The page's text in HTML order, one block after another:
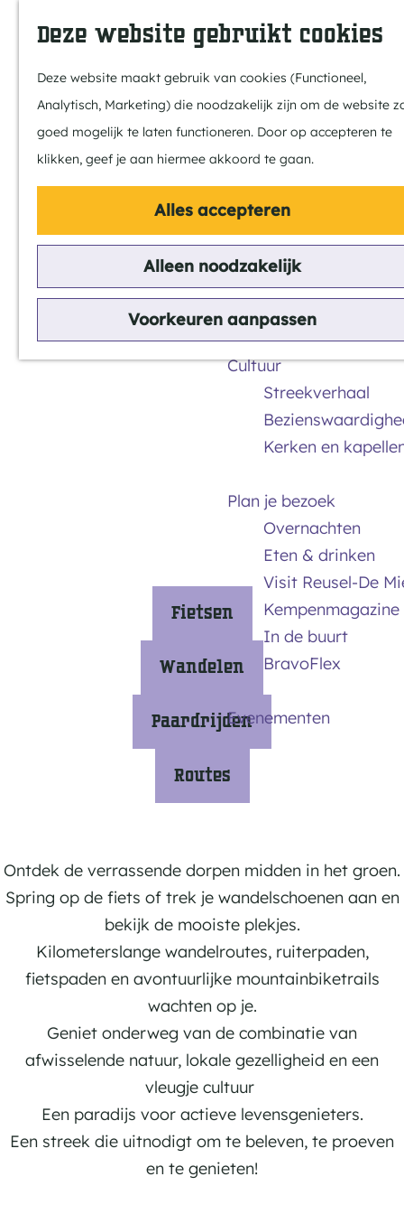
Deze website gebruikt cookies
Deze website maakt gebruik van cookies (Functioneel,
Analytisch, Marketing) die noodzakelijk zijn om de website
goed mogelijk te laten functioneren. Door op accepteren te
klikken, geef je aan hiermee akkoord te gaan.
Alles accepteren
Alleen noodzakelijk
Voorkeuren aanpassen
o
M
In de regio
Met kids
Buitenleven
Fietsen
Wandelen
Paardrijden
Routes
MTB
Cultuur
Streekverhaal
Kerken en
Plan je bezoek
Overnachten
Eten & drinken
Visit Reusel-De
Kempenmagazine
In de buurt
BravoFlex
Evenementen
Actief
in Reusel-De Mierden
Fietsen
i
t
e
Wandelen
a
d
e
n
Paardrijden
a
d
r
i
j
d
e
n
Routes
u
t
e
s
Ontdek de verrassende dorpen midden in het groen.
Spring op de fiets of trek je wandelschoenen aan en
bekijk de mooiste plekjes.
Kilometerslange wandelroutes, ruiterpaden,
fietspaden en avontuurlijke mountainbiketrails
wachten op je.
Geniet onderweg van de combinatie van
afwisselende natuur, lokale gezelligheid en een
vleugje cultuur
Een paradijs voor actieve levensgenieters.
Een streek die uitnodigt om te beleven, te proeven
en te genieten!